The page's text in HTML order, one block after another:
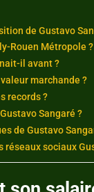
de Gustavo
Rouen Métropole ?
il avant ?
marchande ?
records ?
Sangaré ?
de Gustavo
réseaux sociaux